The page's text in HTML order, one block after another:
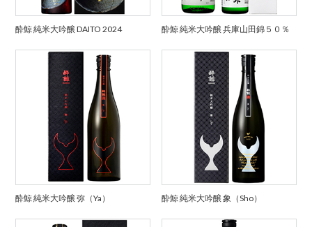
酔鯨 純米大吟醸 DAITO 2024 酔鯨 純米大吟醸 兵庫山田錦５０％
酔鯨 純米大吟醸 弥（Ya） 酔鯨 純米大吟醸 象（Sho）